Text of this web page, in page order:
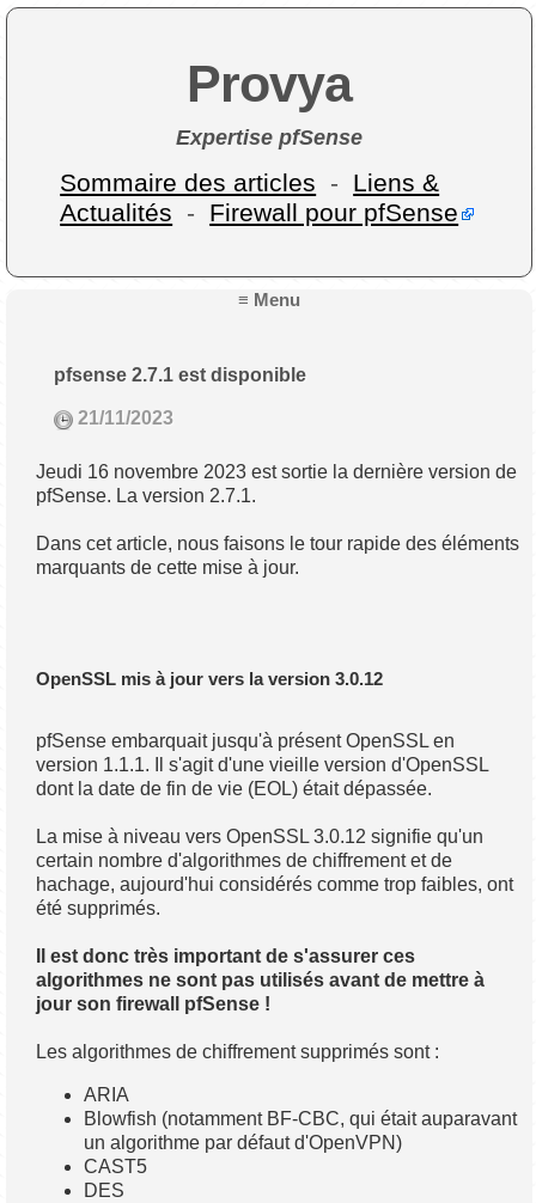
Provya
Expertise pfSense
Sommaire des articles - Liens &
Actualités - Firewall pour pfSense
≡ Menu
pfsense 2.7.1 est disponible
21/11/2023
Jeudi 16 novembre 2023 est sortie la dernière version de
pfSense. La version 2.7.1.
Dans cet article, nous faisons le tour rapide des éléments
marquants de cette mise à jour.
OpenSSL mis à jour vers la version 3.0.12
pfSense embarquait jusqu'à présent OpenSSL en
version 1.1.1. Il s'agit d'une vieille version d'OpenSSL
dont la date de fin de vie (EOL) était dépassée.
La mise à niveau vers OpenSSL 3.0.12 signifie qu'un
certain nombre d'algorithmes de chiffrement et de
hachage, aujourd'hui considérés comme trop faibles, ont
été supprimés.
Il est donc très important de s'assurer ces
algorithmes ne sont pas utilisés avant de mettre à
jour son firewall pfSense !
Les algorithmes de chiffrement supprimés sont :
ARIA
Blowfish (notamment BF-CBC, qui était auparavant
un algorithme par défaut d'OpenVPN)
CAST5
DES